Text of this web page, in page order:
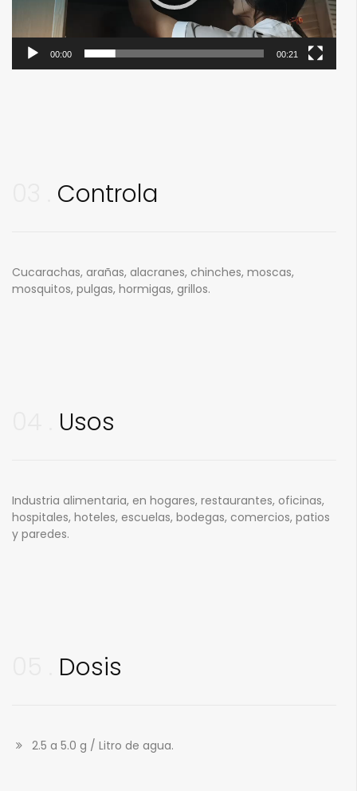
00:00 00:21
Controla
Cucarachas, arañas, alacranes, chinches, moscas,
mosquitos, pulgas, hormigas, grillos.
Usos
Industria alimentaria, en hogares, restaurantes, oficinas,
hospitales, hoteles, escuelas, bodegas, comercios, patios
y paredes.
Dosis
2.5 a 5.0 g / Litro de agua.